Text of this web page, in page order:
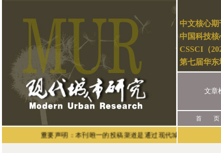
中文核心期
中国科技核
CSSCI（
第七届华
文章
首 页
重要声明：本刊唯一的投稿渠道是通过现代城市研究官网（